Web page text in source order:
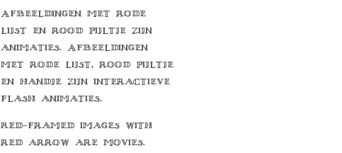
Afbeeldingen met rode
lijst en rood pijltje zijn
animaties. Afbeeldingen
met rode lijst, rood pijltje
en handje zijn interactieve
flash animaties.
Red-framed images with
red arrow are movies.